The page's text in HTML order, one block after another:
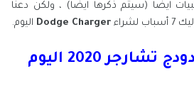
ايضا (سيتم ذكرها ايضا) ، ولكن دعنا
Dodge Charger اليوم.